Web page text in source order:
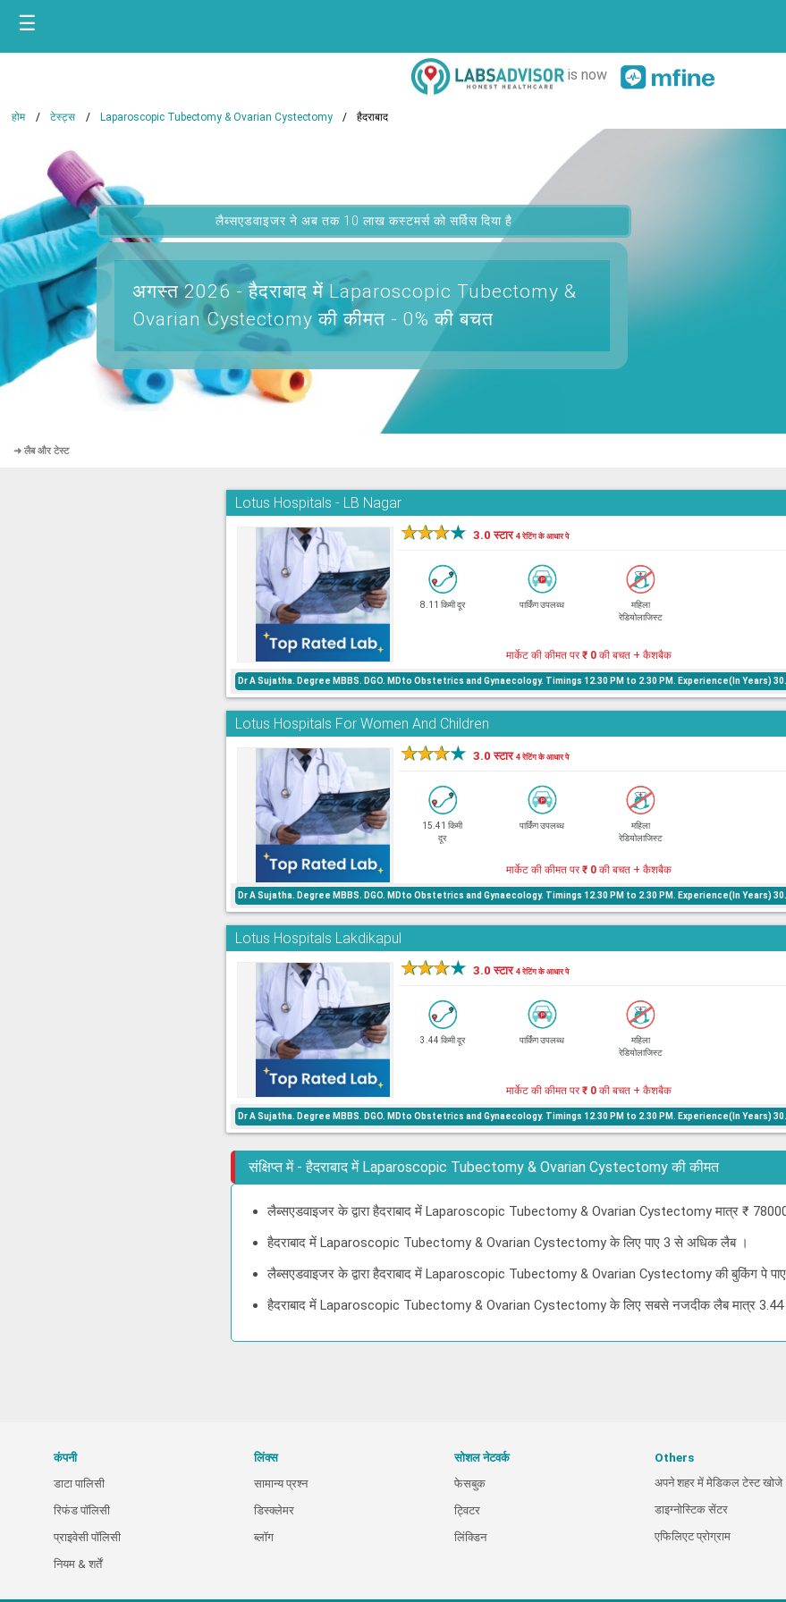
☰
is now
होम टेस्ट्स Laparoscopic Tubectomy & Ovarian Cystectomy हैदराबाद
लैब्सएडवाइजर ने अब तक 10 लाख कस्टमर्स को सर्विस दिया है
अगस्त 2026 -हैदराबाद में Laparoscopic Tubectomy &
Ovarian Cystectomy की कीमत - 0% की बचत
➜ लैब और टेस्ट
Lotus Hospitals - LB Nagar
★★★★ 3.0 स्टार4 रेटिंग के आधार पे
8.11 किमी दूर पार्किंग उपलब्ध
महिला
रेडियोलाजिस्ट
मार्केट की कीमत पर₹ 0 की बचत + कैशबैक
Dr A Sujatha. Degree MBBS. DGO. MDto Obstetrics and Gynaecology. Timings 12.30 PM to 2.30 PM. Experience(In Years)
Lotus Hospitals For Women And Children
★★★★ 3.0 स्टार4 रेटिंग के आधार पे
15.41 किमी
दूर
पार्किंग उपलब्ध
महिला
रेडियोलाजिस्ट
मार्केट की कीमत पर₹ 0 की बचत + कैशबैक
Dr A Sujatha. Degree MBBS. DGO. MDto Obstetrics and Gynaecology. Timings 12.30 PM to 2.30 PM. Experience(In Years)
Lotus Hospitals Lakdikapul
★★★★ 3.0 स्टार4 रेटिंग के आधार पे
3.44 किमी दूर पार्किंग उपलब्ध
महिला
रेडियोलाजिस्ट
मार्केट की कीमत पर₹ 0 की बचत + कैशबैक
Dr A Sujatha. Degree MBBS. DGO. MDto Obstetrics and Gynaecology. Timings 12.30 PM to 2.30 PM. Experience(In Years)
संक्षिप्त में - हैदराबाद में Laparoscopic Tubectomy & Ovarian Cystectomy की कीमत
लैब्सएडवाइजर के द्वारा हैदराबाद में Laparoscopic Tubectomy & Ovarian Cystectomy मात्र ₹
हैदराबाद में Laparoscopic Tubectomy & Ovarian Cystectomy के लिए पाए 3 से अधिक लैब ।
लैब्सएडवाइजर के द्वारा हैदराबाद में Laparoscopic Tubectomy & Ovarian Cystectomy की बुकिंग पे
हैदराबाद में Laparoscopic Tubectomy & Ovarian Cystectomy के लिए सबसे नजदीक लैब मात्र 3.44
कंपनी
डाटा पालिसी
रिफंड पॉलिसी
प्राइवेसी पॉलिसी
नियम & शर्तें
लिंक्स
सामान्य प्रश्न
डिस्क्लेमर
ब्लॉग
सोशल नेटवर्क
फेसबुक
ट्विटर
लिंक्डिन
Others
अपने शहर में मेडिकल टेस्ट खोजे
डाइग्नोस्टिक सेंटर
एफिलिएट प्रोग्राम